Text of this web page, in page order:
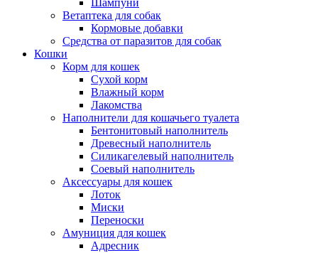
Шампуни
Ветаптека для собак
Кормовые добавки
Средства от паразитов для собак
Кошки
Корм для кошек
Сухой корм
Влажный корм
Лакомства
Наполнители для кошачьего туалета
Бентонитовый наполнитель
Древесный наполнитель
Силикагелевый наполнитель
Соевый наполнитель
Аксессуары для кошек
Лоток
Миски
Переноски
Амуниция для кошек
Адресник